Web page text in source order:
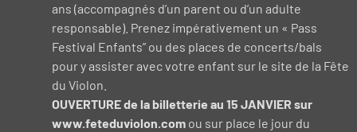
ans (accompagnés d’un parent ou d’un adulte
responsable). Prenez impérativement un « Pass
Festival Enfants” ou des places de concerts/bals
pour y assister avec votre enfant sur le site de la Fête
du Violon.
OUVERTURE de la billetterie au 15 JANVIER sur
www.feteduviolon.com ou sur place le jour du